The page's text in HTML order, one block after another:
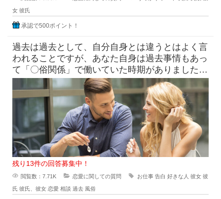
女 彼氏
承認で500ポイント！
過去は過去として、自分自身とは違うとはよく言
われることですが、あなた自身は過去事情もあっ
て「〇俗関係」で働いていた時期がありました
が、それを経ていまの自分がある
残り13件の回答募集中！
閲覧数：7.71K 恋愛に関しての質問 お仕事 告白 好きな人 彼女 彼
氏 彼氏、彼女 恋愛 相談 過去 風俗